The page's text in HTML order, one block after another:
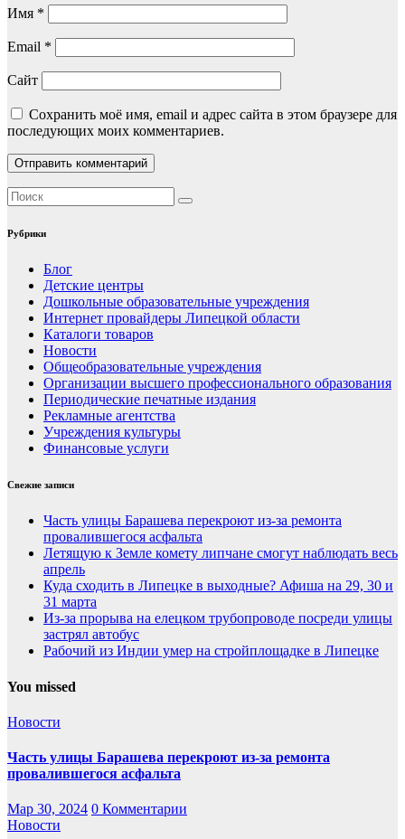
Имя *
Email *
Сайт
Сохранить моё имя, email и адрес сайта в этом браузере для
последующих моих комментариев.
Рубрики
Блог
Детские центры
Дошкольные образовательные учреждения
Интернет провайдеры Липецкой области
Каталоги товаров
Новости
Общеобразовательные учреждения
Организации высшего профессионального образования
Периодические печатные издания
Рекламные агентства
Учреждения культуры
Финансовые услуги
Свежие записи
Часть улицы Барашева перекроют из-за ремонта
провалившегося асфальта
Летящую к Земле комету липчане смогут наблюдать весь
апрель
Куда сходить в Липецке в выходные? Афиша на 29, 30 и
31 марта
Из-за прорыва на елецком трубопроводе посреди улицы
застрял автобус
Рабочий из Индии умер на стройплощадке в Липецке
You missed
Новости
Часть улицы Барашева перекроют из-за ремонта
провалившегося асфальта
Мар 30, 2024 0 Комментарии
Новости